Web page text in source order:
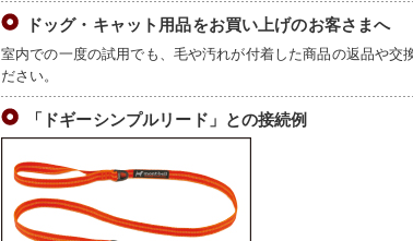
ドッグ・キャット用品をお買い上げのお客さまへ
室内での一度の試用でも、毛や汚れが付着した商品の返品や交
ださい。
「ドギーシンプルリード」との接続例